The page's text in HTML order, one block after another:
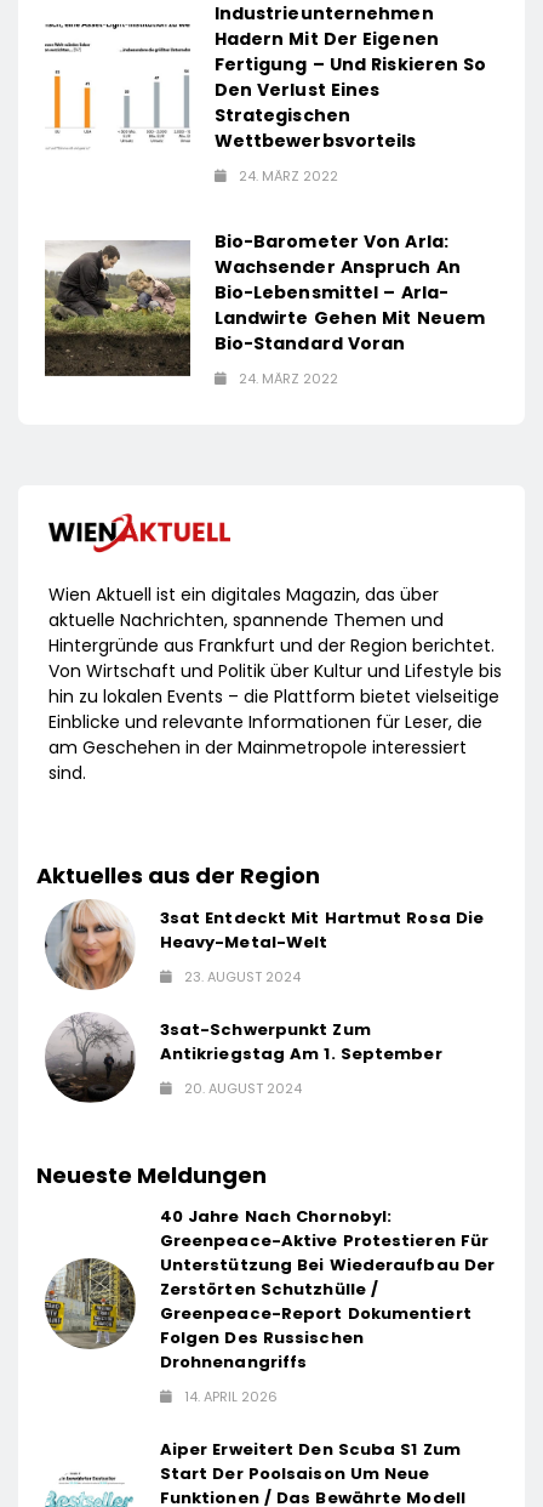
Industrieunternehmen
Hadern Mit Der Eigenen
Fertigung – Und Riskieren So
Den Verlust Eines
Strategischen
Wettbewerbsvorteils
24. MÄRZ 2022
Bio-Barometer Von Arla:
Wachsender Anspruch An
Bio-Lebensmittel – Arla-
Landwirte Gehen Mit Neuem
Bio-Standard Voran
24. MÄRZ 2022
Wien Aktuell ist ein digitales Magazin, das über
aktuelle Nachrichten, spannende Themen und
Hintergründe aus Frankfurt und der Region berichtet.
Von Wirtschaft und Politik über Kultur und Lifestyle bis
hin zu lokalen Events – die Plattform bietet vielseitige
Einblicke und relevante Informationen für Leser, die
am Geschehen in der Mainmetropole interessiert
sind.
Aktuelles aus der Region
3sat Entdeckt Mit Hartmut Rosa Die
Heavy-Metal-Welt
23. AUGUST 2024
3sat-Schwerpunkt Zum
Antikriegstag Am 1. September
20. AUGUST 2024
Neueste Meldungen
40 Jahre Nach Chornobyl:
Greenpeace-Aktive Protestieren Für
Unterstützung Bei Wiederaufbau Der
Zerstörten Schutzhülle /
Greenpeace-Report Dokumentiert
Folgen Des Russischen
Drohnenangriffs
14. APRIL 2026
Aiper Erweitert Den Scuba S1 Zum
Start Der Poolsaison Um Neue
Funktionen / Das Bewährte Modell